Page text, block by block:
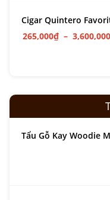
Cigar Quintero
265,000₫ – 3,600,000
Tẩu Gỗ Kay Woodie